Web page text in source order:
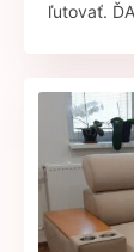
ľutovať.